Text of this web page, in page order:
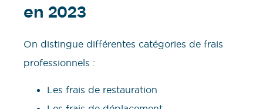
en 2023
On distingue différentes catégories de frais
professionnels :
Les frais de restauration